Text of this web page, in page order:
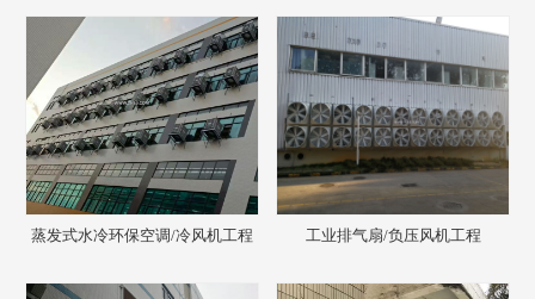
蒸发式水冷环保空调/冷风机工程 工业排气扇/负压风机工程